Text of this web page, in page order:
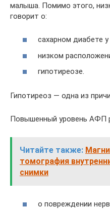
малыша. Помимо этого,
говорит о:
сахарном диабете
низком
гипотиреозе.
Гипотиреоз — одна из
Повышенный уровень АФП
Читайте также:
томография
снимки
о повреждении